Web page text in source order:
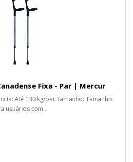
Fixa - Par | Mercur
Até 130 kg/par.Tamanho: Tamanho
usuários com ..